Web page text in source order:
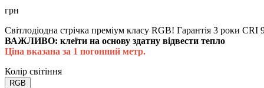
грн
Світлодіодна стрічка преміум класу RGB! Гарантія 3 роки CRI
ВАЖЛИВО: клеїти на основу здатну відвести тепло
Ціна вказана за 1 погонний метр.
Колір світіння
RGB